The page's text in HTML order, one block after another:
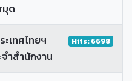
มุด
เทศไทยฯ
ำสำนักงาน
Hits: 6698